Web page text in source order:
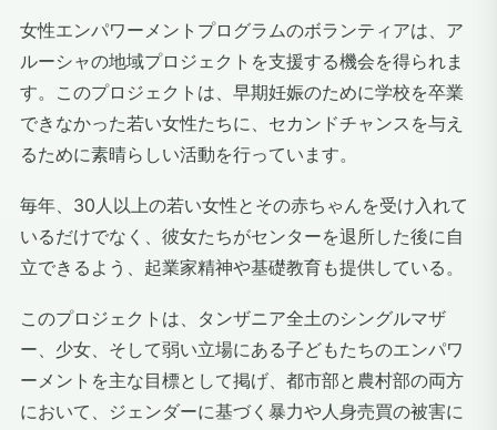
女性エンパワーメントプログラムのボランティアは、ア
ルーシャの地域プロジェクトを支援する機会を得られま
す。このプロジェクトは、早期妊娠のために学校を卒業
できなかった若い女性たちに、セカンドチャンスを与え
るために素晴らしい活動を行っています。
毎年、30人以上の若い女性とその赤ちゃんを受け入れて
いるだけでなく、彼女たちがセンターを退所した後に自
立できるよう、起業家精神や基礎教育も提供している。
このプロジェクトは、タンザニア全土のシングルマザ
ー、少女、そして弱い立場にある子どもたちのエンパワ
ーメントを主な目標として掲げ、都市部と農村部の両方
において、ジェンダーに基づく暴力や人身売買の被害に